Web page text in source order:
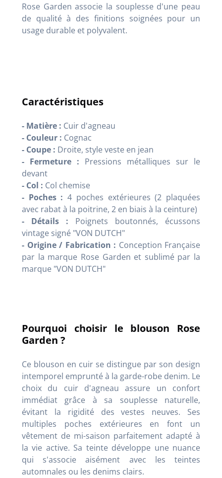
Rose Garden associe la souplesse d'une peau
de qualité à des finitions soignées pour un
usage durable et polyvalent.
Caractéristiques
- Matière : Cuir d'agneau
- Couleur : Cognac
- Coupe : Droite, style veste en jean
- Fermeture : Pressions métalliques sur le
devant
- Col : Col chemise
- Poches : 4 poches extérieures (2 plaquées
avec rabat à la poitrine, 2 en biais à la ceinture)
- Détails : Poignets boutonnés, écussons
vintage signé "VON DUTCH"
- Origine / Fabrication : Conception Française
par la marque Rose Garden et sublimé par la
marque "VON DUTCH"
Pourquoi choisir le blouson Rose
Garden ?
Ce blouson en cuir se distingue par son design
intemporel emprunté à la garde-robe denim. Le
choix du cuir d'agneau assure un confort
immédiat grâce à sa souplesse naturelle,
évitant la rigidité des vestes neuves. Ses
multiples poches extérieures en font un
vêtement de mi-saison parfaitement adapté à
la vie active. Sa teinte développe une nuance
qui s'associe aisément avec les teintes
automnales ou les denims clairs.